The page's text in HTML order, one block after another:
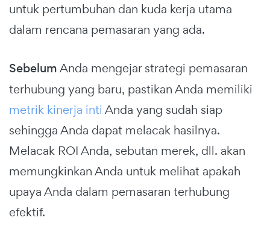
untuk pertumbuhan dan kuda kerja utama
dalam rencana pemasaran yang ada.
SebelumAnda mengejar strategi pemasaran
terhubung yang baru, pastikan Anda memiliki
metrik kinerja intiAnda yang sudah siap
sehingga Anda dapat melacak hasilnya.
Melacak ROI Anda, sebutan merek, dll. akan
memungkinkan Anda untuk melihat apakah
upaya Anda dalam pemasaran terhubung
efektif.